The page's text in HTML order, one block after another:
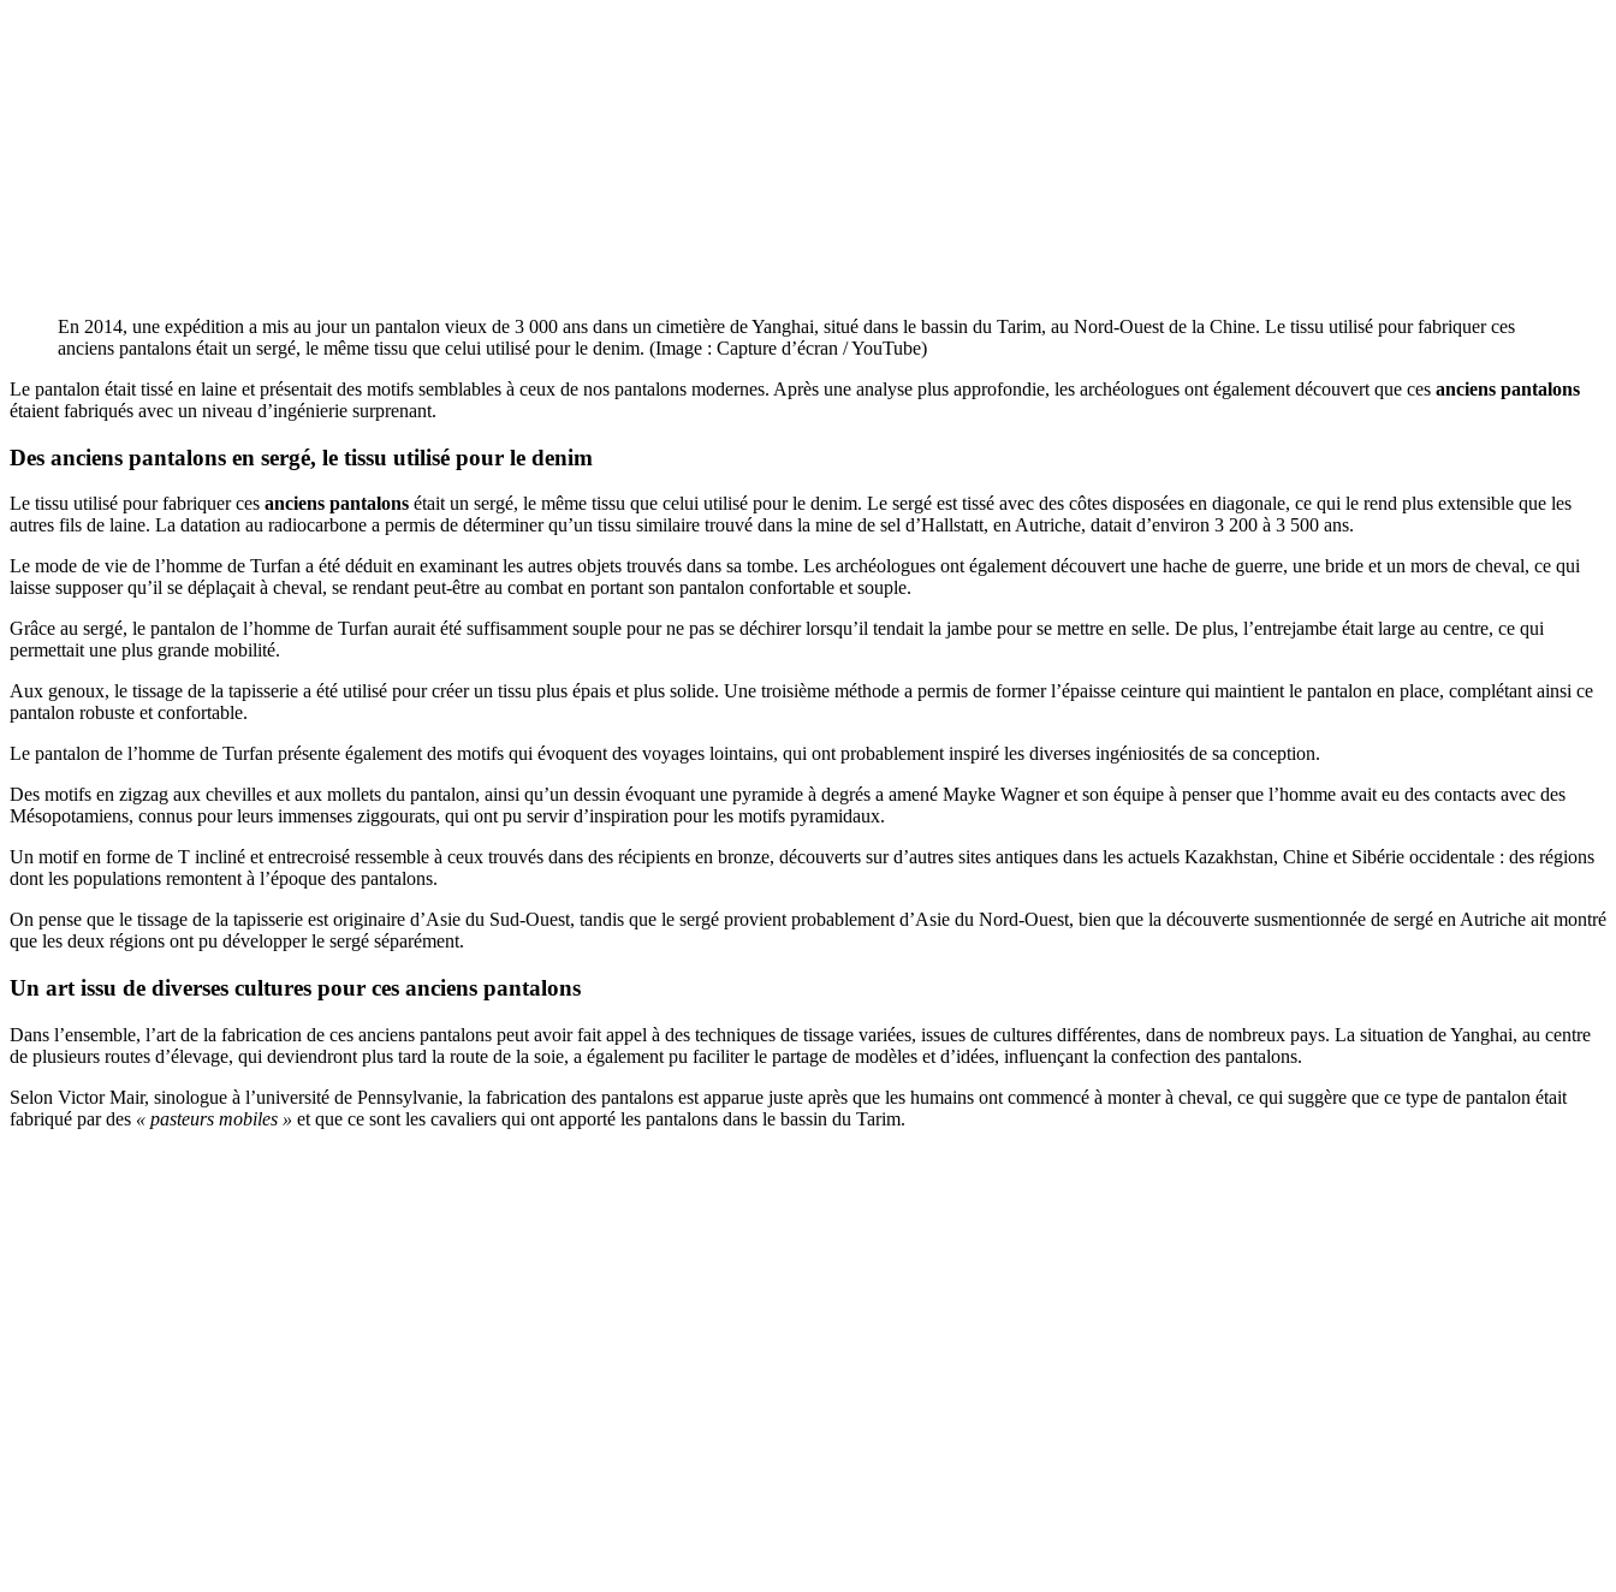
En 2014, une expédition a mis au jour un pantalon vieux de 3 000 ans dans un cimetière de Yanghai, situé dans le bassin du Tarim, au Nord-Ouest de la Chine. Le tissu utilisé pour fabriquer ces
anciens pantalons était un sergé, le même tissu que celui utilisé pour le denim. (Image : Capture d’écran / YouTube)
Le pantalon était tissé en laine et présentait des motifs semblables à ceux de nos pantalons modernes. Après une analyse plus approfondie, les archéologues ont également découvert que ces anciens pantalons
étaient fabriqués avec un niveau d’ingénierie surprenant.
Des anciens pantalons en sergé, le tissu utilisé pour le denim
Le tissu utilisé pour fabriquer ces anciens pantalons était un sergé, le même tissu que celui utilisé pour le denim. Le sergé est tissé avec des côtes disposées en diagonale, ce qui le rend plus extensible que les
autres fils de laine. La datation au radiocarbone a permis de déterminer qu’un tissu similaire trouvé dans la mine de sel d’Hallstatt, en Autriche, datait d’environ 3 200 à 3 500 ans.
Le mode de vie de l’homme de Turfan a été déduit en examinant les autres objets trouvés dans sa tombe. Les archéologues ont également découvert une hache de guerre, une bride et un mors de cheval, ce qui
laisse supposer qu’il se déplaçait à cheval, se rendant peut-être au combat en portant son pantalon confortable et souple.
Grâce au sergé, le pantalon de l’homme de Turfan aurait été suffisamment souple pour ne pas se déchirer lorsqu’il tendait la jambe pour se mettre en selle. De plus, l’entrejambe était large au centre, ce qui
permettait une plus grande mobilité.
Aux genoux, le tissage de la tapisserie a été utilisé pour créer un tissu plus épais et plus solide. Une troisième méthode a permis de former l’épaisse ceinture qui maintient le pantalon en place, complétant ainsi ce
pantalon robuste et confortable.
Le pantalon de l’homme de Turfan présente également des motifs qui évoquent des voyages lointains, qui ont probablement inspiré les diverses ingéniosités de sa conception.
Des motifs en zigzag aux chevilles et aux mollets du pantalon, ainsi qu’un dessin évoquant une pyramide à degrés a amené Mayke Wagner et son équipe à penser que l’homme avait eu des contacts avec des
Mésopotamiens, connus pour leurs immenses ziggourats, qui ont pu servir d’inspiration pour les motifs pyramidaux.
Un motif en forme de T incliné et entrecroisé ressemble à ceux trouvés dans des récipients en bronze, découverts sur d’autres sites antiques dans les actuels Kazakhstan, Chine et Sibérie occidentale : des régions
dont les populations remontent à l’époque des pantalons.
On pense que le tissage de la tapisserie est originaire d’Asie du Sud-Ouest, tandis que le sergé provient probablement d’Asie du Nord-Ouest, bien que la découverte susmentionnée de sergé en Autriche ait montré
que les deux régions ont pu développer le sergé séparément.
Un art issu de diverses cultures pour ces anciens pantalons
Dans l’ensemble, l’art de la fabrication de ces anciens pantalons peut avoir fait appel à des techniques de tissage variées, issues de cultures différentes, dans de nombreux pays. La situation de Yanghai, au centre
de plusieurs routes d’élevage, qui deviendront plus tard la route de la soie, a également pu faciliter le partage de modèles et d’idées, influençant la confection des pantalons.
Selon Victor Mair, sinologue à l’université de Pennsylvanie, la fabrication des pantalons est apparue juste après que les humains ont commencé à monter à cheval, ce qui suggère que ce type de pantalon était
fabriqué par des « pasteurs mobiles » et que ce sont les cavaliers qui ont apporté les pantalons dans le bassin du Tarim.